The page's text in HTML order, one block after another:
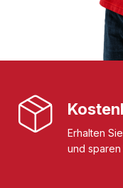
Erhalten
und